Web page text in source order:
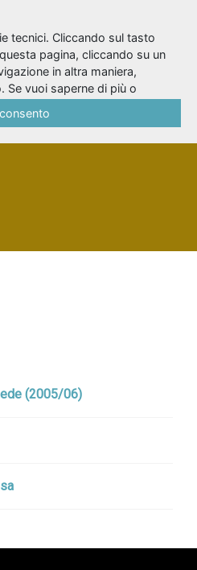
(2005/06)
tecnici. Cliccando sul tasto
pagina, cliccando su un
in altra maniera,
Se vuoi saperne di più o